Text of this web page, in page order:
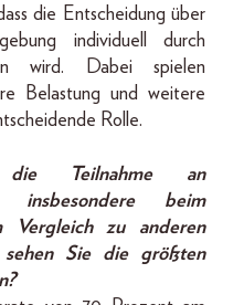
die Entscheidung über
individuell durch
wird. Dabei spielen
Belastung und weitere
Rolle.
Teilnahme an
insbesondere beim
Vergleich zu anderen
Sie die größten